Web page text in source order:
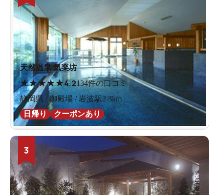
天然温泉 気楽坊
★★★★★4.2134件の口コミ
静岡県 / 御殿場 / 岩波駅2.3km
日帰り
クーポンあり
3